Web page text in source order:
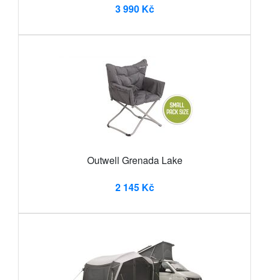
3 990 Kč
Outwell Grenada Lake
2 145 Kč